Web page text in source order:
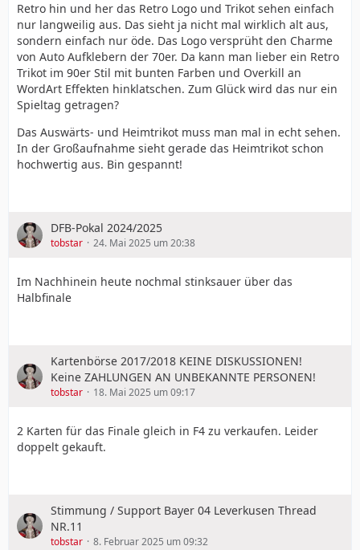
Retro hin und her das Retro Logo und Trikot sehen einfach
nur langweilig aus. Das sieht ja nicht mal wirklich alt aus,
sondern einfach nur öde. Das Logo versprüht den Charme
von Auto Aufklebern der 70er. Da kann man lieber ein Retro
Trikot im 90er Stil mit bunten Farben und Overkill an
WordArt Effekten hinklatschen. Zum Glück wird das nur ein
Spieltag getragen?
Das Auswärts- und Heimtrikot muss man mal in echt sehen.
In der Großaufnahme sieht gerade das Heimtrikot schon
hochwertig aus. Bin gespannt!
DFB-Pokal 2024/2025
tobstar 24. Mai 2025 um 20:38
Im Nachhinein heute nochmal stinksauer über das
Halbfinale
Kartenbörse 2017/2018 KEINE DISKUSSIONEN!
Keine ZAHLUNGEN AN UNBEKANNTE PERSONEN!
tobstar 18. Mai 2025 um 09:17
2 Karten für das Finale gleich in F4 zu verkaufen. Leider
doppelt gekauft.
Stimmung / Support Bayer 04 Leverkusen Thread
NR.11
tobstar 8. Februar 2025 um 09:32